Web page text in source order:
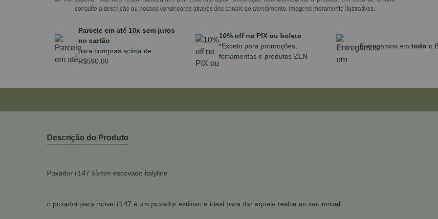
consulte a descrição ou nossos vendedores através dos canais de atendimento. Imagens meramente ilustrativas.
Parcele em até 10x sem juros
no cartão
para compras acima de
R$590,00
10% off no PIX ou boleto
*Exceto para promoções,
ferramentas e produtos ZEN
Entregamos em todo o
Descrição do Produto
Puxador il147 55mm escovado italyline
o puxador para móvel il147 é um puxador estiloso e ideal para dar aquele realce ao seu móvel.